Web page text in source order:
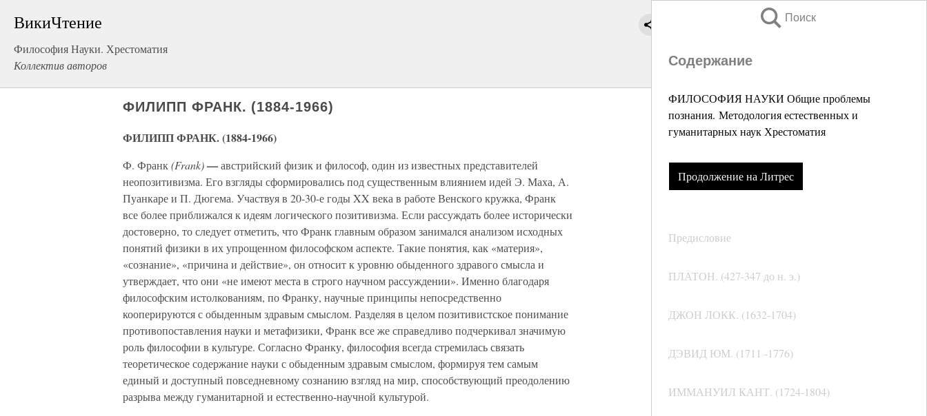
ВикиЧтение
Философия Науки. Хрестоматия
Коллектив авторов
Поиск
Содержание
ФИЛОСОФИЯ НАУКИ Общие проблемы
познания. Методология естественных и
гуманитарных наук Хрестоматия
Продолжение на Литрес
Предисловие
ПЛАТОН. (427-347 до н. э.)
ДЖОН ЛОКК. (1632-1704)
ДЭВИД ЮМ. (1711 -1776)
ИММАНУИЛ КАНТ. (1724-1804)
ФИЛИПП ФРАНК. (1884-1966)
ФИЛИПП ФРАНК. (1884-1966)
Ф. Франк(Frank)—австрийский физик и философ, один из известных представителей
неопозитивизма. Его взгляды сформировались под существенным влиянием идей Э. Маха, А.
Пуанкаре и П. Дюгема. Участвуя в 20-30-е годы XX века в работе Венского кружка, Франк
все более приближался к идеям логического позитивизма. Если рассуждать более исторически
достоверно, то следует отметить, что Франк главным образом занимался анализом исходных
понятий физики в их упрощенном философском аспекте. Такие понятия, как «материя»,
«сознание», «причина и действие», он относит к уровню обыденного здравого смысла и
утверждает, что они «не имеют места в строго научном рассуждении». Именно благодаря
философским истолкованиям, по Франку, научные принципы непосредственно
кооперируются с обыденным здравым смыслом. Разделяя в целом позитивистское понимание
противопоставления науки и метафизики, Франк все же справедливо подчеркивал значимую
роль философии в культуре. Согласно Франку, философия всегда стремилась связать
теоретическое содержание науки с обыденным здравым смыслом, формируя тем самым
единый и доступный повседневному сознанию взгляд на мир, способствующий преодолению
разрыва между гуманитарной и естественно-научной культурой.